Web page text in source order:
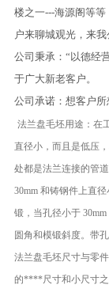
楼之一---海源阁等
户来聊城观光，来我
公司秉承：“以德经
于广大新老客户。
公司承诺：想客户所
法兰盘毛坯用途：在
直径小，而且是低压
处都是法兰连接的管
30mm 和铸钢件上直
锻，当孔径小于
圆角和模锻斜度。带
法兰盘毛坯尺寸与零
的****尺寸和小尺寸